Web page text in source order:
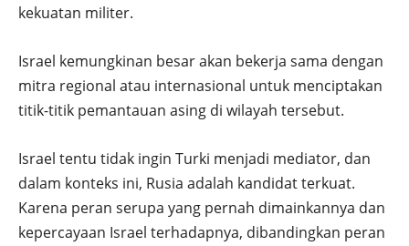
kekuatan militer.
Israel kemungkinan besar akan bekerja sama dengan
mitra regional atau internasional untuk menciptakan
titik-titik pemantauan asing di wilayah tersebut.
Israel tentu tidak ingin Turki menjadi mediator, dan
dalam konteks ini, Rusia adalah kandidat terkuat.
Karena peran serupa yang pernah dimainkannya dan
kepercayaan Israel terhadapnya, dibandingkan peran